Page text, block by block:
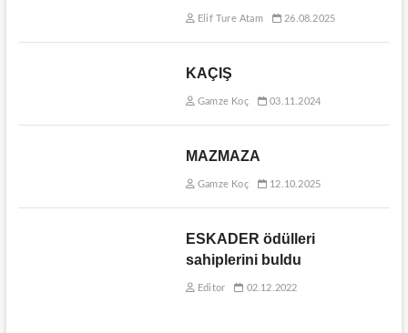
Elif Ture Atam 26.08.2025
KAÇIŞ
Gamze Koç 03.11.2024
MAZMAZA
Gamze Koç 12.10.2025
ESKADER ödülleri
sahiplerini buldu
Editor 02.12.2022